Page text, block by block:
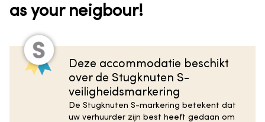
as your neigbour!
Deze accommodatie beschikt
over de Stugknuten S-
veiligheidsmarkering
De Stugknuten S-markering betekent dat
uw verhuurder zijn best heeft gedaan om